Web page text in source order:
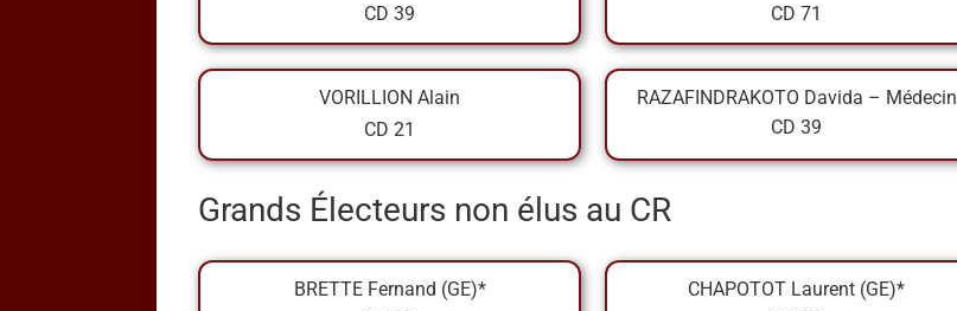
CD 39
CD 71
VORILLION Alain
CD 21
RAZAFINDRAKOTO Davida – Médecin
CD 39
Grands Électeurs non élus au CR
BRETTE Fernand (GE)*
CHAPOTOT Laurent (GE)*